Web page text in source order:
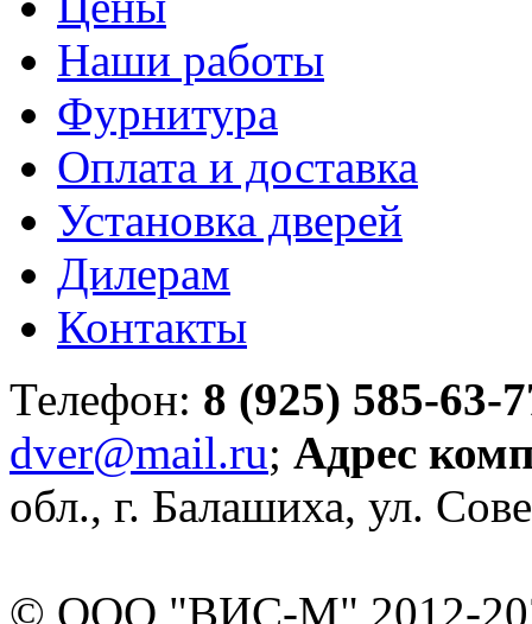
Наши работы
Фурнитура
Оплата и доставка
Установка дверей
Дилерам
Контакты
Телефон: 8 (925) 585-63-
dver@mail.ru; Адрес
обл., г. Балашиха, ул.
© ООО "ВИС-М" 2012-